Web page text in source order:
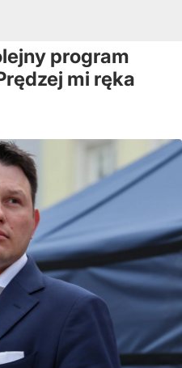
program
mi ręka